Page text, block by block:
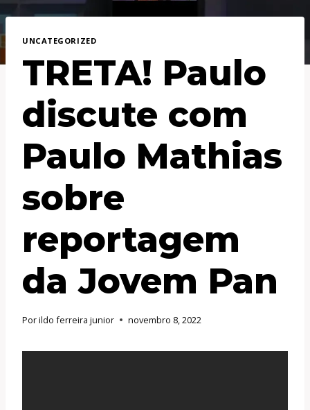
UNCATEGORIZED
TRETA! Paulo
discute com
Paulo Mathias
sobre
reportagem
da Jovem Pan
Porildo ferreira junior novembro 8, 2022